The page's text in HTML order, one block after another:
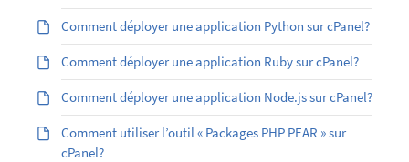
Comment déployer une application Python sur cPanel?
Comment déployer une application Ruby sur cPanel?
Comment déployer une application Node.js sur cPanel?
Comment utiliser l’outil « Packages PHP PEAR » sur
cPanel?